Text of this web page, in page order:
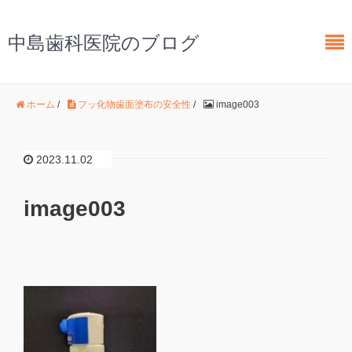
中島歯科医院のブログ
ホーム / フッ化物歯面塗布の安全性 / image003
2023.11.02
image003